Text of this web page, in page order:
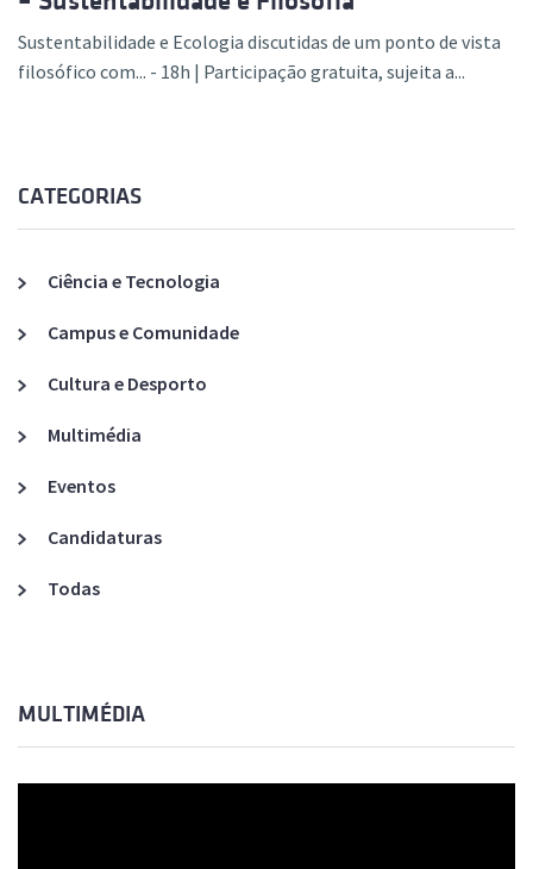
Sustentabilidade e Ecologia discutidas de um ponto de vista
filosófico com... - 18h | Participação gratuita, sujeita a...
CATEGORIAS
Ciência e Tecnologia
Campus e Comunidade
Cultura e Desporto
Multimédia
Eventos
Candidaturas
Todas
MULTIMÉDIA